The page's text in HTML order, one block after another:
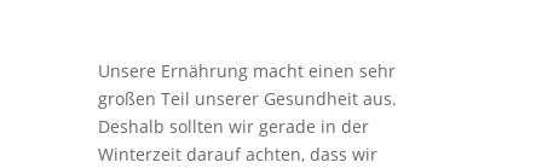
Unsere Ernährung macht einen sehr
großen Teil unserer Gesundheit aus.
Deshalb sollten wir gerade in der
Winterzeit darauf achten, dass wir